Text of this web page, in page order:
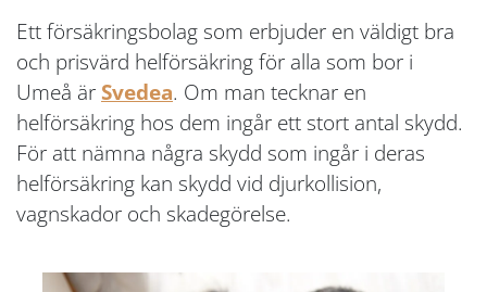
Ett försäkringsbolag som erbjuder en väldigt bra
och prisvärd helförsäkring för alla som bor i
Umeå är Svedea. Om man tecknar en
helförsäkring hos dem ingår ett stort antal skydd.
För att nämna några skydd som ingår i deras
helförsäkring kan skydd vid djurkollision,
vagnskador och skadegörelse.